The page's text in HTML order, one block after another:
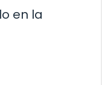
en la